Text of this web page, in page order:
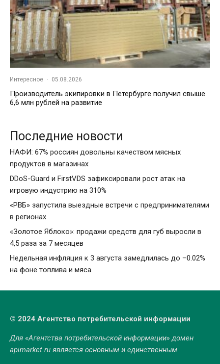
Интересное · 05.08.2026
Производитель экипировки в Петербурге получил свыше
6,6 млн рублей на развитие
Последние новости
НАФИ: 67% россиян довольны качеством мясных
продуктов в магазинах
DDoS-Guard и FirstVDS зафиксировали рост атак на
игровую индустрию на 310%
«РВБ» запустила выездные встречи с предпринимателями
в регионах
«Золотое Яблоко»: продажи средств для губ выросли в
4,5 раза за 7 месяцев
Недельная инфляция к 3 августа замедлилась до –0.02%
на фоне топлива и мяса
© 2024 Агентство потребительской информации
Для «Агентства потребительской информации» домен
apimarket.ruявляется основным и единственным.